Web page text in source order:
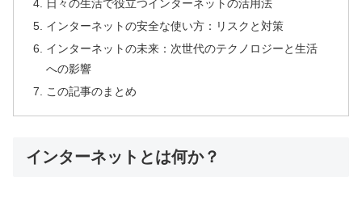
日々の生活で役立つインターネットの活用法
インターネットの安全な使い方：リスクと対策
インターネットの未来：次世代のテクノロジーと生活
への影響
この記事のまとめ
インターネットとは何か？